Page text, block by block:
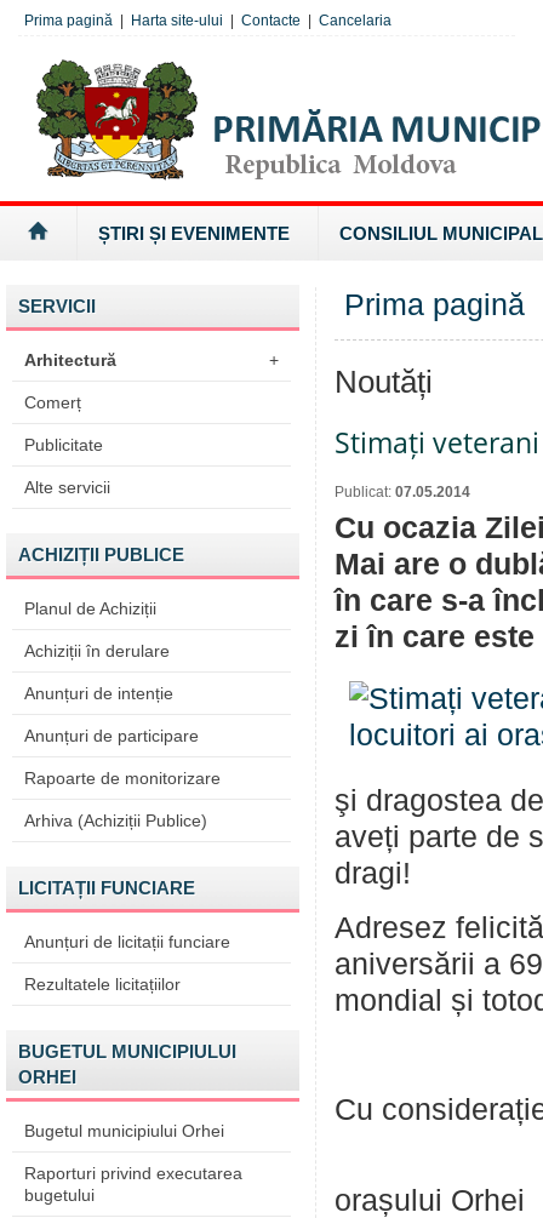
Prima pagină Harta site-ului Contacte Cancelaria
ȘTIRI ȘI EVENIMENTE CONSILIUL MUNICIPAL
SERVICII
Arhitectură +
Comerț
Publicitate
Alte servicii
ACHIZIȚII PUBLICE
Planul de Achiziții
Achiziții în derulare
Anunțuri de intenție
Anunțuri de participare
Rapoarte de monitorizare
Arhiva (Achiziții Publice)
LICITAȚII FUNCIARE
Anunțuri de licitații funciare
Rezultatele licitațiilor
BUGETUL MUNICIPIULUI
ORHEI
Bugetul municipiului Orhei
Raporturi privind executarea
bugetului
Prima pagină
Noutăți
Stimați
Publicat: 07.05.2014
Cu ocazia
Mai are o
în care s-a
zi în care
şi dragostea
aveți parte de
dragi!
Adresez
aniversării a
mondial și
Cu
orașului Orhei